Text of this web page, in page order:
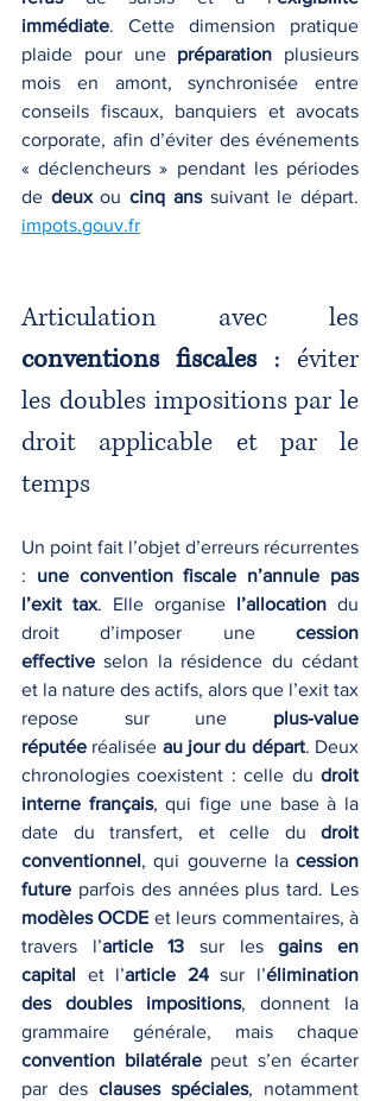
immédiate. Cette dimension pratique
plaide pour une préparation plusieurs
mois en amont, synchronisée entre
conseils fiscaux, banquiers et avocats
corporate, afin d’éviter des événements
« déclencheurs » pendant les périodes
de deux ou cinq ans
impots.gouv.fr
conventions fiscales : éviter
les doubles impositions par le
droit applicable et par le
temps
Un point fait l’objet d’erreurs récurrentes
: une convention fiscale n’annule pas
l’exit tax. Elle organise l’allocation du
droit d’imposer une cession
effective selon la résidence du cédant
et la nature des actifs, alors que l’exit tax
repose sur une plus-value
réputée réalisée au jour du départ. Deux
chronologies coexistent : celle du droit
interne français, qui fige une base à la
date du transfert, et celle du droit
conventionnel, qui gouverne la cession
future
modèles OCDE et leurs commentaires, à
travers l’article 13 sur les gains en
capital et l’article 24 sur l’élimination
des doubles impositions, donnent la
convention bilatérale peut s’en écarter
par des clauses spéciales, notamment